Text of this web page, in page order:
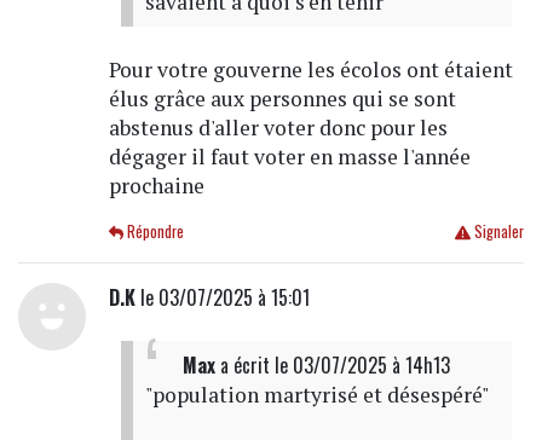
Pour votre gouverne les écolos ont étaient
élus grâce aux personnes qui se sont
abstenus d'aller voter donc pour les
dégager il faut voter en masse l'année
prochaine
Signaler
Répondre
D.Kle 03/07/2025 à 15:01
Maxa écrit le 03/07/2025 à 14h13
"population martyrisé et désespéré"